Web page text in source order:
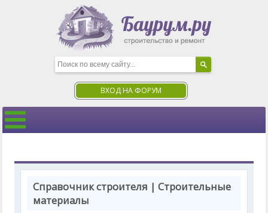
ВХОД НА ФОРУМ
Справочник строителя | Строительные
материалы